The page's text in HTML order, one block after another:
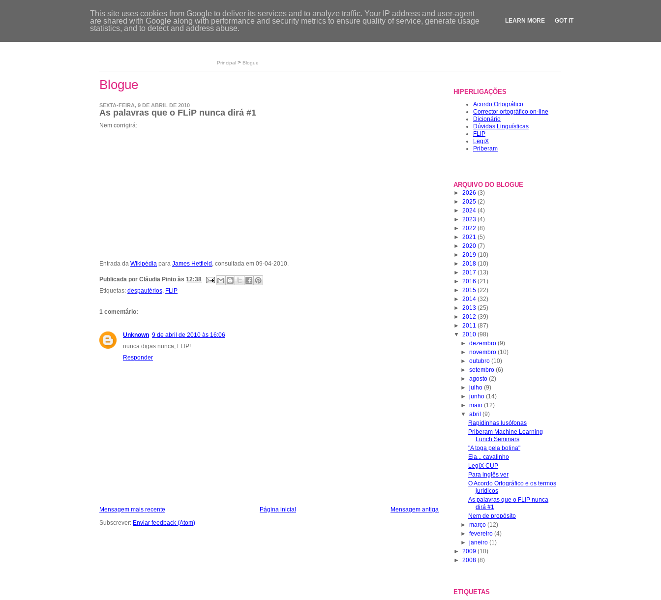
Início
Loja
Principal > Blogue
Blogue
SEXTA-FEIRA, 9 DE ABRIL DE 2010
As palavras que o FLiP nunca dirá #1
Nem corrigirá:
Entrada da Wikipédia para James Hetfield , consultada em 09-04-2010.
Publicada por Cláudia Pinto às 12:38
Etiquetas: despautérios, FLiP
1 comentário:
Unknown 9 de abril de 2010 às 16:06
nunca digas nunca, FLIP!
Responder
Mensagem mais recente Mensagem antiga
Página inicial
Subscrever: Enviar feedback (Atom)
HIPERLIGAÇÕES
Acordo Ortográfico
Corrector ortográfico on-line
Dicionário
Dúvidas Linguísticas
FLiP
LegiX
Priberam
ARQUIVO DO BLOGUE
► 2026 (3)
► 2025 (2)
► 2024 (4)
► 2023 (4)
► 2022 (8)
► 2021 (5)
► 2020 (7)
► 2019 (10)
► 2018 (10)
► 2017 (13)
► 2016 (21)
► 2015 (22)
► 2014 (32)
► 2013 (25)
► 2012 (39)
► 2011 (87)
▼ 2010 (98)
►dezembro(9)
►novembro(10)
►outubro(10)
►setembro(6)
►agosto(2)
►julho(9)
►junho(14)
►maio(12)
▼abril(9)
Rapidinhas lusófonas
Priberam Machine Learning
Lunch Seminars
"A toga pela bolina"
Eia... cavalinho
LegiX CUP
Para inglês ver
O Acordo Ortográfico e os termos
jurídicos
As palavras que o FLiP nunca
dirá #1
Nem de propósito
►março(12)
►fevereiro(4)
►janeiro(1)
► 2009 (10)
► 2008 (8)
ETIQUETAS
This site uses cookies from Google to deliver its services and to analyze traffic. Your IP address and user-agent
are shared with Google along with performance and security metrics to ensure quality of service, generate usage
statistics, and to detect and address abuse.
LEARN MORE GOT IT